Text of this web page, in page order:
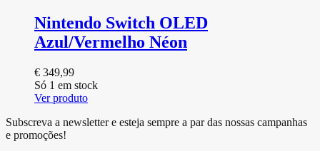
Nintendo Switch OLED
Azul/Vermelho Néon
€ 349,99
Só 1 em stock
Ver produto
Subscreva a newsletter e esteja sempre a par das nossas campanhas
e promoções!